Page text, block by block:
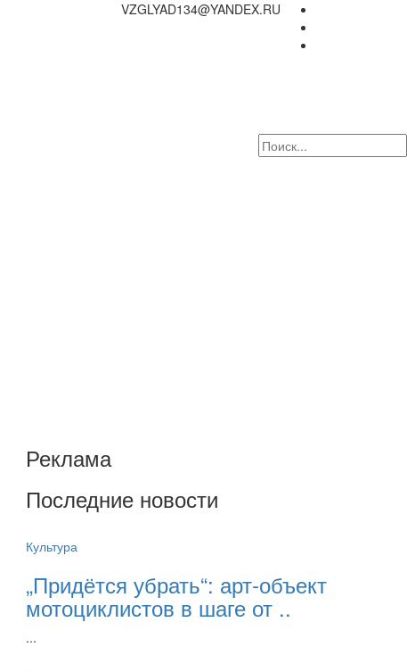
VZGLYAD134@YANDEX.RU
Реклама
Последние новости
Культура
„Придётся убрать“: арт‑объект
мотоциклистов в шаге от ..
...